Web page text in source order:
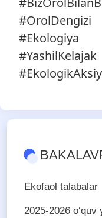
#OrolDengizi
#Ekologiya
#YashilKelajak
Ekofaol talabalar
2025-2026